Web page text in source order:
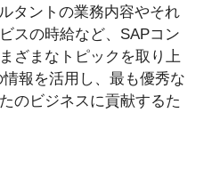
タントの業務内容やそれ
スの時給など、SAPコン
ざまなトピックを取り上
報を活用し、最も優秀な
のビジネスに貢献するた